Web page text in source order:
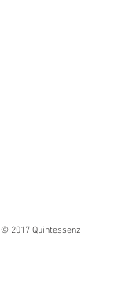
© 2017 Quintessenz